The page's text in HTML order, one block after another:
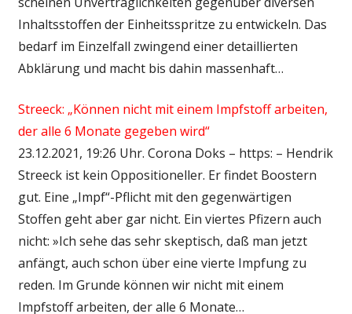
Inhaltsstoffen der Einheitsspritze zu entwickeln. Das
bedarf im Einzelfall zwingend einer detaillierten
Abklärung und macht bis dahin massenhaft…
Streeck: „Können nicht mit einem Impfstoff arbeiten,
der alle 6 Monate gegeben wird“
23.12.2021, 19:26 Uhr. Corona Doks – https: – Hendrik
Streeck ist kein Oppositioneller. Er findet Boostern
gut. Eine „Impf“-Pflicht mit den gegenwärtigen
Stoffen geht aber gar nicht. Ein viertes Pfizern auch
nicht: »Ich sehe das sehr skeptisch, daß man jetzt
anfängt, auch schon über eine vierte Impfung zu
reden. Im Grunde können wir nicht mit einem
Impfstoff arbeiten, der alle 6 Monate…